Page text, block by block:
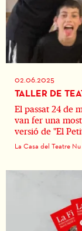
02.06.2025
TALLER DE
El passat 24 de
van fer una
versió de "El
La Casa del Teatre Nu